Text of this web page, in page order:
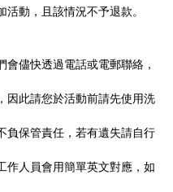
活動，且該情況不予退款。
會儘快透過電話或電郵聯絡，
因此請您於活動前請先使用洗
負保管責任，若有遺失請自行
作人員會用簡單英文對應，如